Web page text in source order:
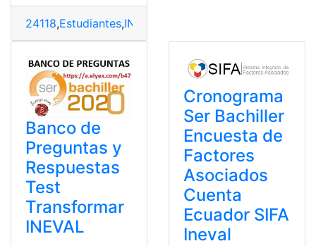
24118,Estudiantes,INEVAL
Banco de
Preguntas y
Respuestas
Test
Transformar
INEVAL
Cronograma
Ser Bachiller
Encuesta de
Factores
Asociados
Cuenta
Ecuador SIFA
Ineval